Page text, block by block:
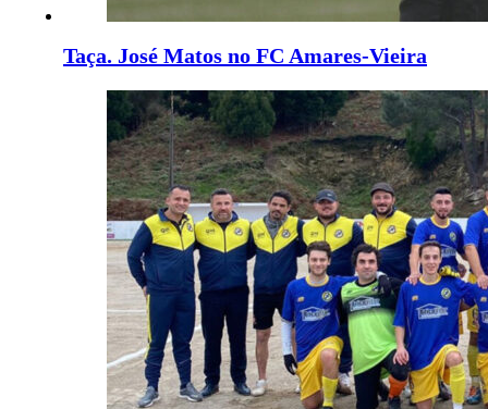
Taça. José Matos no FC Amares-Vieira